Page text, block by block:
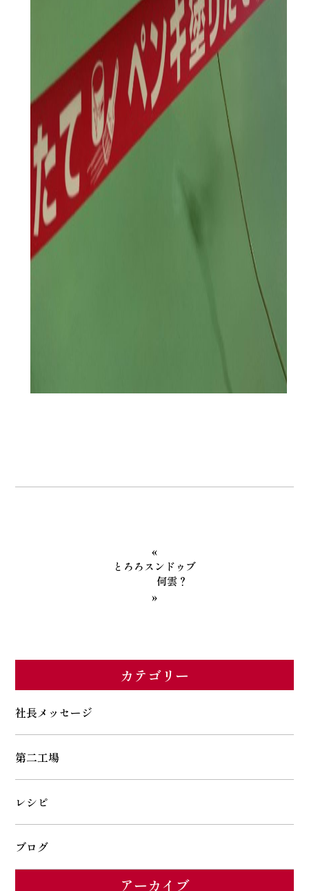
«
とろろスンドゥブ
何雲？
»
カテゴリー
社長メッセージ
第二工場
レシピ
ブログ
アーカイブ